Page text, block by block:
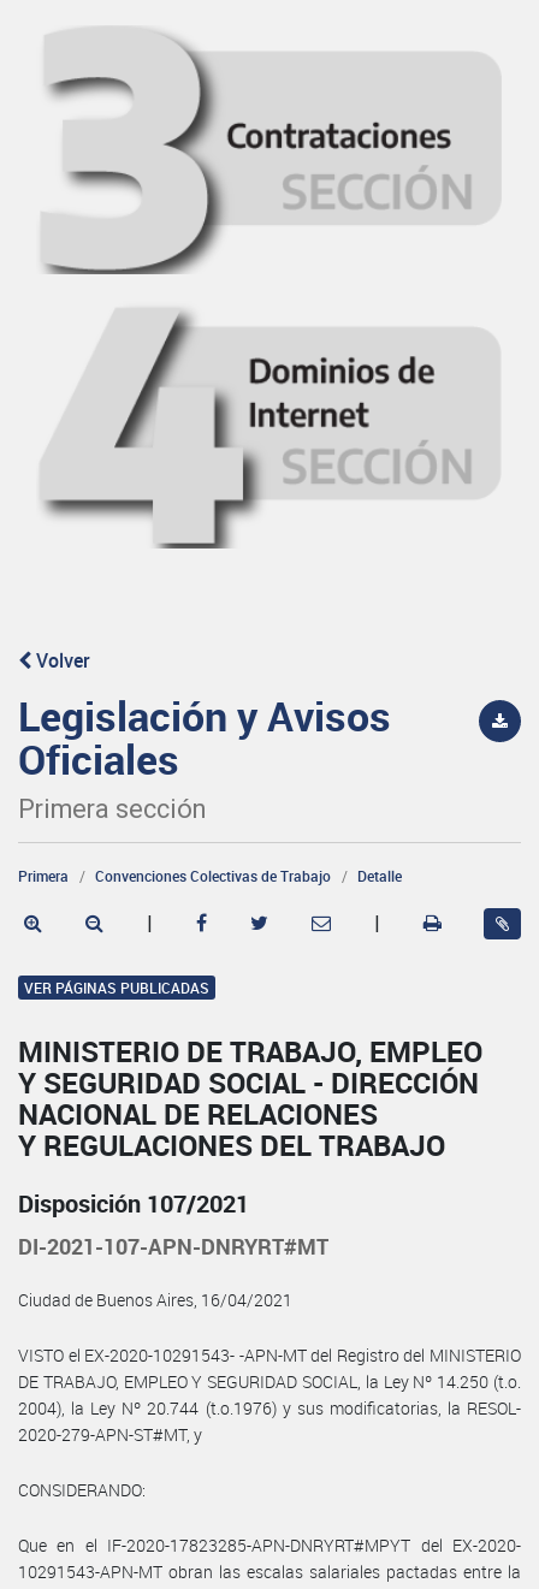
Volver
Legislación y Avisos
Oficiales
Primera sección
Primera Convenciones Colectivas de Trabajo Detalle
| |
VER PÁGINAS PUBLICADAS
MINISTERIO DE TRABAJO, EMPLEO
Y SEGURIDAD SOCIAL - DIRECCIÓN
NACIONAL DE RELACIONES
Y REGULACIONES DEL TRABAJO
Disposición 107/2021
DI-2021-107-APN-DNRYRT#MT
Ciudad de Buenos Aires, 16/04/2021
VISTO el EX-2020-10291543- -APN-MT del Registro del MINISTERIO
DE TRABAJO, EMPLEO Y SEGURIDAD SOCIAL, la Ley Nº 14.250 (t.o.
2004), la Ley Nº 20.744 (t.o.1976) y sus modificatorias, la RESOL-
2020-279-APN-ST#MT, y
CONSIDERANDO:
Que en el IF-2020-17823285-APN-DNRYRT#MPYT del EX-2020-
10291543-APN-MT obran las escalas salariales pactadas entre la